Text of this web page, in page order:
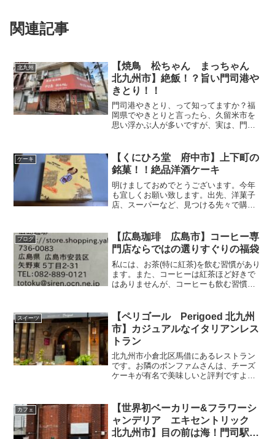
関連記事
北九州
【焼鳥 松ちゃん まっちゃん
北九州市】絶飯！？旨い門司港や
きとり！！
門司港やきとり、って知ってますか？福
岡県でやきとりと言ったら、久留米市を
思い浮かぶ人が多いですが、実は、門司
ます。その味噌も、お店それぞれの特徴
があるので、「味噌串」と...
ケーキ
【くにひろ堂 府中市】上下町の
銘菓！！絶品洋酒ケーキ
明けましておめでとうございます。今年
も宜しくお願い致します。出先、洋菓子
店、スーパーなど、見つける先々で購入
サ。洋酒も申し訳なさ程度しかありませ
ん。…そう、ケーキと洋酒...
ブログ
【広島珈琲 広島市】コーヒー専
門店ならではの選りすぐりの福袋
私には、お茶(特に紅茶)を飲む習慣があり
ます。また、コーヒーは紅茶ほど好きで
はありませんが、コーヒーも飲む習慣が
水)。お茶もさることながら、コーヒーも
常備しています(...
スイーツ
【ペリゴール Perigoed 北九州
市】カジュアルなイタリアンレス
トラン
北九州市小倉北区馬借にあるレストラン
です。お隣のボンファムさんは、チーズ
ケーキが有名で美味しいと評判ですよ
特にしていなかったのですが、幸いにも
席に空きがあり、入店OK ...
カフェ
【世界初ベーカリー&フラワーシ
ャンデリア エキセントリック
北九州市】目の前は海！門司駅前